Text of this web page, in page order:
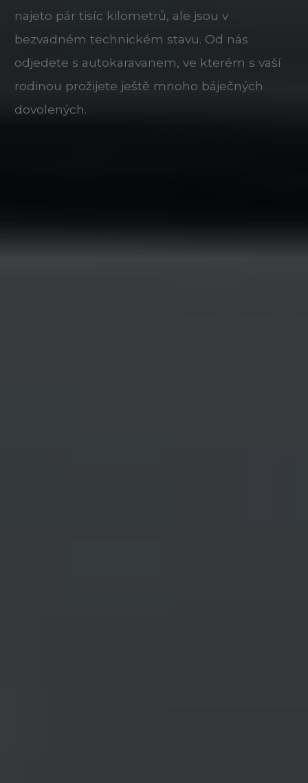
najeto pár tisíc kilometrů, ale jsou v
bezvadném technickém stavu. Od nás
odjedete s autokaravanem, ve kterém s vaší
rodinou prožijete ještě mnoho báječných
dovolených.